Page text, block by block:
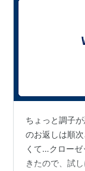
ちょっと調子
のお返しは順
くて…クローゼ
きたので、試